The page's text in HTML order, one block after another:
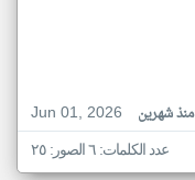
Jun 01, 2026
منذ شهرين
عدد الكلمات: ٦ الصور: ٢٥